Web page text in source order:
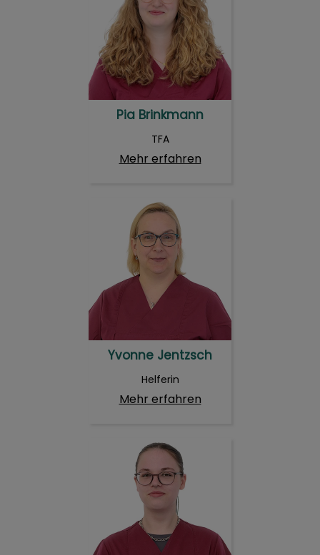
Pia Brinkmann
TFA
Mehr erfahren
Yvonne Jentzsch
Yvonne Jentzsch
Helferin
Mehr erfahren
Lina Selena Rüdiger